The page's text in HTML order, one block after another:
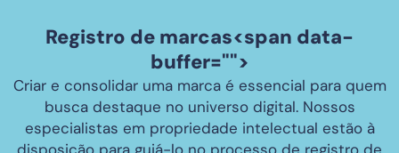
Registro de marcas<span data-
buffer="">
Criar e consolidar uma marca é essencial para quem
busca destaque no universo digital. Nossos
especialistas em propriedade intelectual estão à